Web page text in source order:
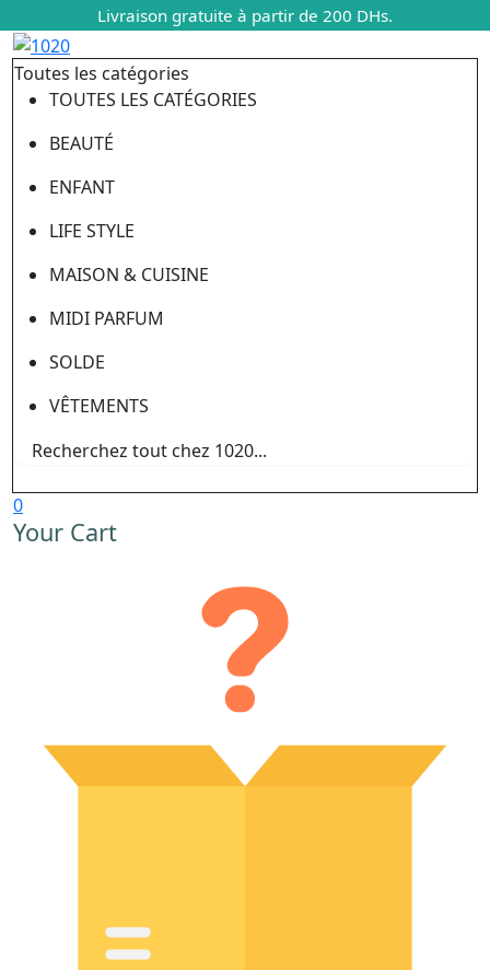
Livraison gratuite à partir de 200 DHs.
Toutes les catégories
TOUTES LES CATÉGORIES
BEAUTÉ
ENFANT
LIFE STYLE
MAISON & CUISINE
MIDI PARFUM
SOLDE
VÊTEMENTS
0
Your Cart